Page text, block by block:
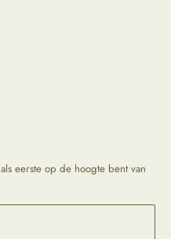
eerste op de hoogte bent van